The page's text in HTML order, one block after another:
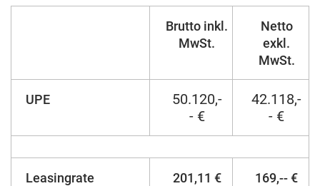
Brutto inkl.
MwSt.
Netto
exkl.
MwSt.
UPE
50.120,-
- €
42.118,-
- €
Leasingrate 201,11 € 169,-- €